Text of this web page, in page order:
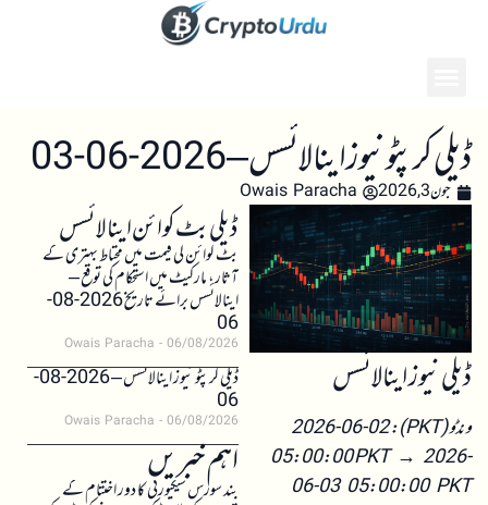
ڈیلی کرپٹو نیوز اینالائسس – 2026-06-03
جون 3, 2026 Owais Paracha
ڈیلی نیوز اینالائسس
ونڈو (PKT): 2026-06-02
05:00:00 PKT → 2026-
06-03 05:00:00 PKT
ڈیلی بٹ کوائن اینالائسس
بٹ کوائن کی قیمت میں محتاط بہتری کے
آثار، مارکیٹ میں استحکام کی توقع –
اینالائسس برائے تاریخ 2026-08-
06
Owais Paracha 06/08/2026
ڈیلی کرپٹو نیوز اینالائسس – 2026-08-
06
Owais Paracha 06/08/2026
اہم خبریں
بند سورس سیکیورٹی کا دور اختتام کے